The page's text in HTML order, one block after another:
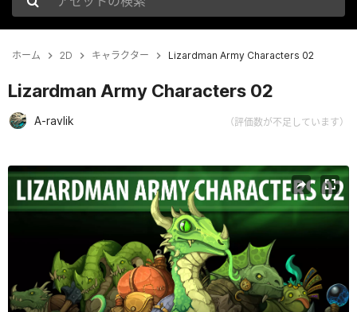
アセットの検索
ホーム 2D キャラクター Lizardman Army Characters 02
Lizardman Army Characters 02
A-ravlik （評価数が不足しています）
現在のスライド：1 / 2